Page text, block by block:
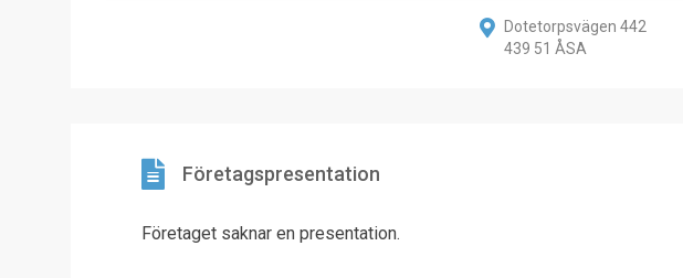
Dotetorpsvägen 442
439 51 ÅSA
Företagspresentation
Företaget saknar en presentation.